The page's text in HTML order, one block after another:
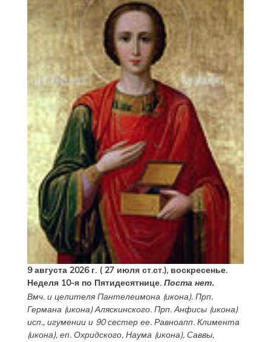
9 августа 2026 г. ( 27 июля ст.ст.), воскресенье.
Неделя 10-я по Пятидесятнице. Поста нет.
Вмч. и целителя Пантелеимона(икона). Прп.
Германа(икона) Аляскинского. Прп.Анфисы(икона)
исп., игумении и 90 сестер ее. Равноапп. Климента
(икона), еп. Охридского, Наума(икона), Саввы,